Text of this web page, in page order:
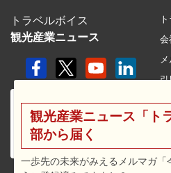
トラベルボイス
観光産業ニュース
会
引
観光産業ニュース「ト
部から届く
一歩先の未来がみえるメルマガ「